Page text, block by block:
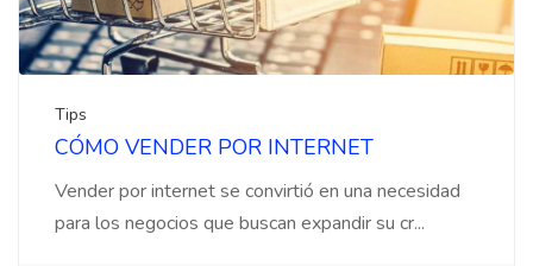
Tips
CÓMO VENDER POR INTERNET
Vender por internet se convirtió en una necesidad
para los negocios que buscan expandir su cr...